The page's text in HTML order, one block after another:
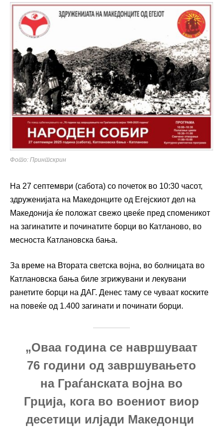
Фото: Принтскрин
На 27 септември (сабота) со почеток во 10:30 часот,
здруженијата на Македонците од Егејскиот дел на
Македонија ќе положат свежо цвеќе пред споменикот
на загинатите и починатите борци во Катланово, во
месноста Катлановска бања.
За време на Втората светска војна, во болницата во
Катлановска бања биле згрижувани и лекувани
ранетите борци на ДАГ. Денес таму се чуваат коските
на повеќе од 1.400 загинати и починати борци.
„Оваа година се навршуваат
76 години од завршувањето
на Граѓанската војна во
Грција, кога во воениот виор
десетици илјади Македонци